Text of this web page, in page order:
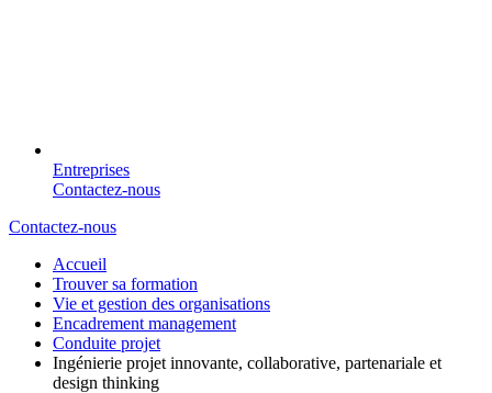
Entreprises
Contactez-nous
Contactez-nous
Accueil
Trouver sa formation
Vie et gestion des organisations
Encadrement management
Conduite projet
Ingénierie projet innovante, collaborative, partenariale et
design thinking